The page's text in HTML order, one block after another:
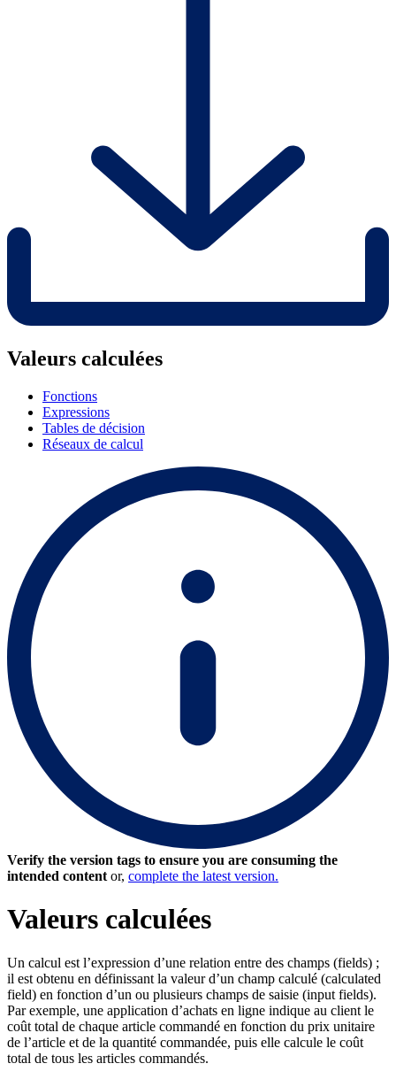
Valeurs calculées
Fonctions
Expressions
Tables de décision
Réseaux de calcul
Verify the version tags to ensure you are consuming the
intended content or, complete the latest version.
Valeurs calculées
Un calcul est l’expression d’une relation entre des champs (fields) ;
il est obtenu en définissant la valeur d’un champ calculé (calculated
field) en fonction d’un ou plusieurs champs de saisie (input fields).
Par exemple, une application d’achats en ligne indique au client le
coût total de chaque article commandé en fonction du prix unitaire
de l’article et de la quantité commandée, puis elle calcule le coût
total de tous les articles commandés.